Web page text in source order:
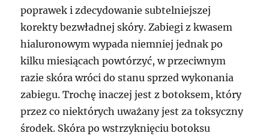
poprawek i zdecydowanie subtelniejszej
korekty bezwładnej skóry. Zabiegi z kwasem
hialuronowym wypada niemniej jednak po
kilku miesiącach powtórzyć, w przeciwnym
razie skóra wróci do stanu sprzed wykonania
zabiegu. Trochę inaczej jest z botoksem, który
przez co niektórych uważany jest za toksyczny
środek. Skóra po wstrzyknięciu botoksu